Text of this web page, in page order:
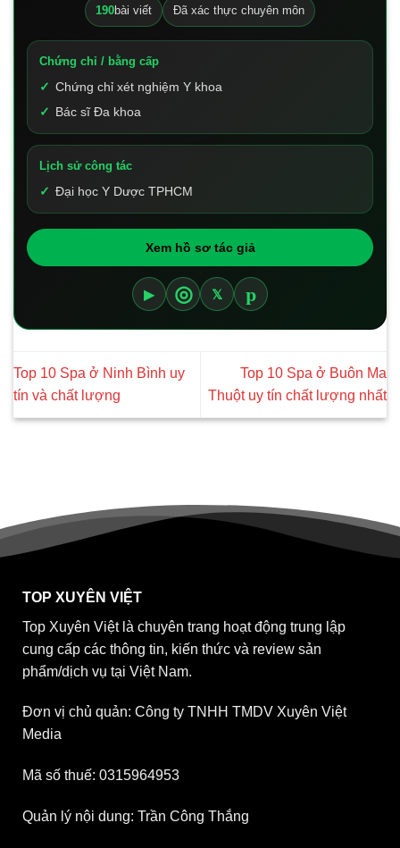
190bài viết Đã xác thực chuyên môn
Chứng chỉ / bằng cấp
Chứng chỉ xét nghiệm Y khoa
Bác sĩ Đa khoa
Lịch sử công tác
Đại học Y Dược TPHCM
Xem hồ sơ tác giả
▶ ◎ 𝕏 p
Top 10 Spa ở Ninh Bình uy
tín và chất lượng
Top 10 Spa ở Buôn Ma
Thuột uy tín chất lượng nhất
TOP XUYÊN VIỆT
Top Xuyên Việt là chuyên trang hoạt động trung lập
cung cấp các thông tin, kiến thức và review sản
phẩm/dịch vụ tại Việt Nam.
Đơn vị chủ quản: Công ty TNHH TMDV Xuyên Việt
Media
Mã số thuế: 0315964953
Quản lý nội dung: Trần Công Thắng